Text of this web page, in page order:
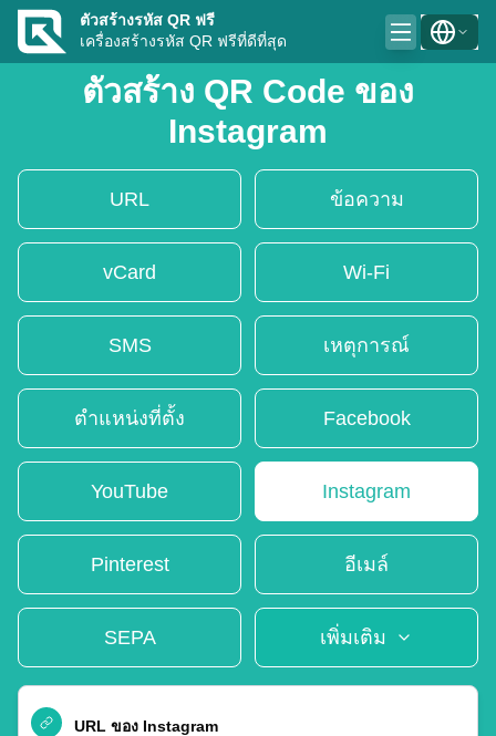
ตัวสร้างรหัส QR ฟรี
เครื่องสร้างรหัส QR ฟรีที่ดีที่สุด
ตัวสร้าง QR Code ของ
Instagram
URL ข้อความ
vCard Wi-Fi
SMS เหตุการณ์
ตำแหน่งที่ตั้ง Facebook
YouTube Instagram
Pinterest อีเมล์
SEPA เพิ่มเติม
URL ของ Instagram